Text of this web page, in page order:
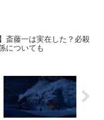
斎藤一は実在した？必殺
についても